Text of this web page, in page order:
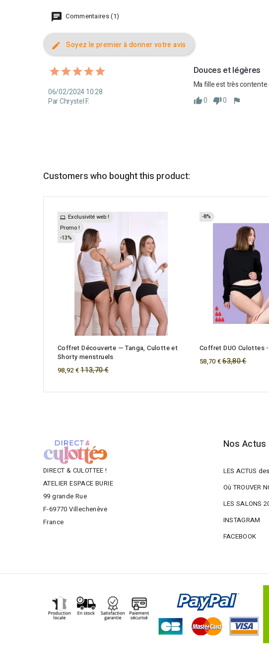
Commentaires (1)
Soyez le premier à donner votre avis
06/02/2024 10:28
Par Chrystel F.
Douces et légères
Ma fille est très
0
0
Customers who bought this product:
Exclusivité web !
Promo !
-13%
Coffret Découverte — Tanga, Culotte et
Shorty menstruels
98,92 €Regular
113,70 €
-8%
Coffret DUO Culottes
58,70 €Regular
63,80 €
Nos Actus
LES ACTUS
Où TROUVER
LES SALONS
INSTAGRAM
FACEBOOK
DIRECT & CULOTTEE !
ATELIER ESPACE BURIE
99 grande Rue
F-69770 Villechenève
France